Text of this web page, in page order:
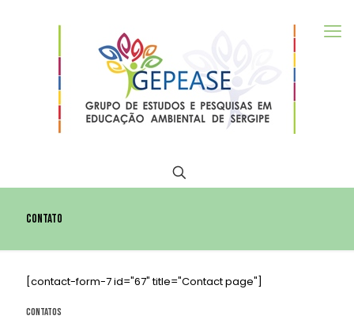
Contato
[contact-form-7 id="67" title="Contact page"]
Contatos